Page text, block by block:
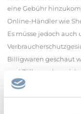
eine Gebühr
Online-Händler wie
Es müsse jedoch
Billigwaren geschaut
und Zöllner sehen
den internationalen
konfrontiert. Voriges